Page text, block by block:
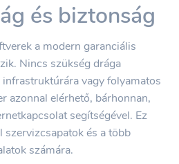
és biztonság
a modern garanciális
Nincs szükség drága
vagy folyamatos
azonnal elérhető, bárhonnan,
segítségével. Ez
és a több
számára.